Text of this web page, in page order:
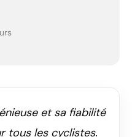
et sa fiabilité
tous les cyclistes.